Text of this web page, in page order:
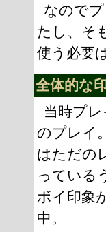
なので
たし、そ
使う必要
全体的な
当時プ
のプレイ
はただの
っている
ボイ印象
中。